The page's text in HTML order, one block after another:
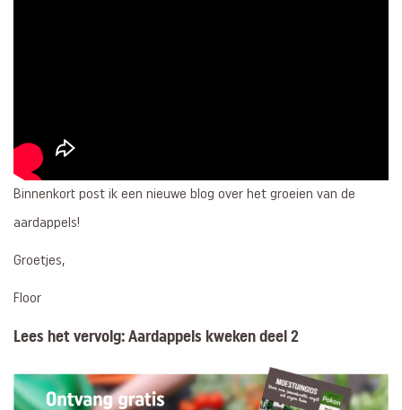
Binnenkort post ik een nieuwe blog over het groeien van de
aardappels!
Groetjes,
Floor
Lees het vervolg:Aardappels kweken deel 2